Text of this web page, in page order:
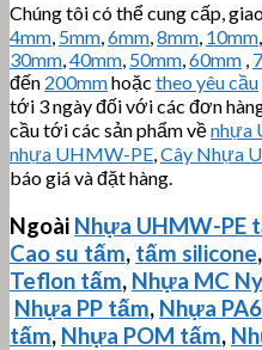
Chúng tôi có thể cung cấp,
4mm, 5mm,6mm,8mm, 10mm,
30mm,40mm, 50mm,60mm ,
đến 200mmhoặc theo yêu cầu
tới 3 ngày đối với các đơn
cầu tới các sản phẩm vềnhựa
nhựa UHMW-PE,Cây Nhựa
báo giá và đặt hàng.
Ngoài Nhựa UHMW-PE
Cao su tấm, tấm silicone,
Teflon tấm, Nhựa MC
Nhựa PP tấm, Nhựa
tấm, Nhựa POM tấm,